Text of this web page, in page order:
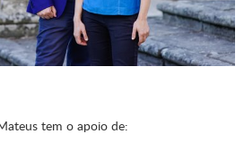
tem o apoio de: